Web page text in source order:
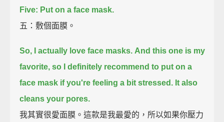
Five: Put on a face mask.
五：敷個面膜。
So, I actually love face masks. And this one is my
favorite, so I definitely recommend to put on a
face mask if you're feeling a bit stressed. It also
cleans your pores.
我其實很愛面膜。這款是我最愛的，所以如果你壓力